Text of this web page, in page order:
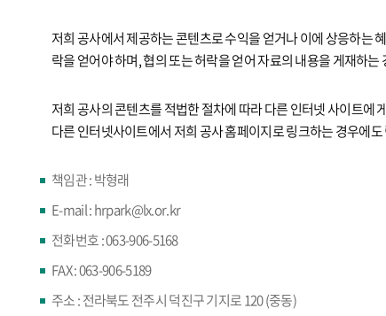
저희 공사에서 제공하는 콘텐츠로 수익을 얻거나 이에 상응하는
락을 얻어야 하며, 협의 또는 허락을 얻어 자료의 내용을 게재하
저희 공사의 콘텐츠를 적법한 절차에 따라 다른 인터넷 사이트
다른 인터넷사이트에서 저희 공사 홈페이지로 링크하는 경우에
책임관 : 박형래
E-mail : hrpark@lx.or.kr
전화번호 : 063-906-5168
FAX : 063-906-5189
주소 : 전라북도 전주시 덕진구 기지로 120 (중동)